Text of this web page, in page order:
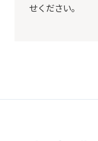
せください。